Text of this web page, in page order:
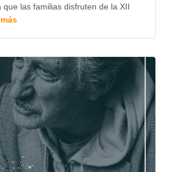
que las familias disfruten de la XII